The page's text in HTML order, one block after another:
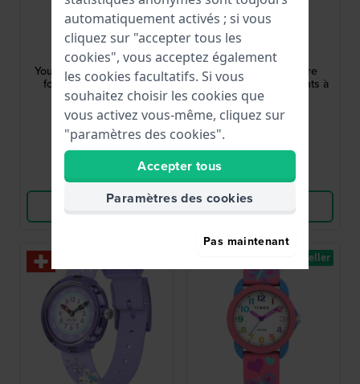
Lorus
RRX45GX9
Young 30 mm Montre de
football pour garçons
35,00 €
● En stock
Voir les produits
Calypso Kids
K5797/4
Junior 36 mm Montre
analogique pour enfants à
quartz
34,00 €
Comparer
Voir les produits
Best-seller
automatiquement activés ; si vous
cliquez sur "accepter tous les
cookies", vous acceptez également
les cookies facultatifs. Si vous
souhaitez choisir les cookies que
vous activez vous-même, cliquez sur
"paramètres des cookies".
Accepter tous
Paramètres des cookies
Pas maintenant